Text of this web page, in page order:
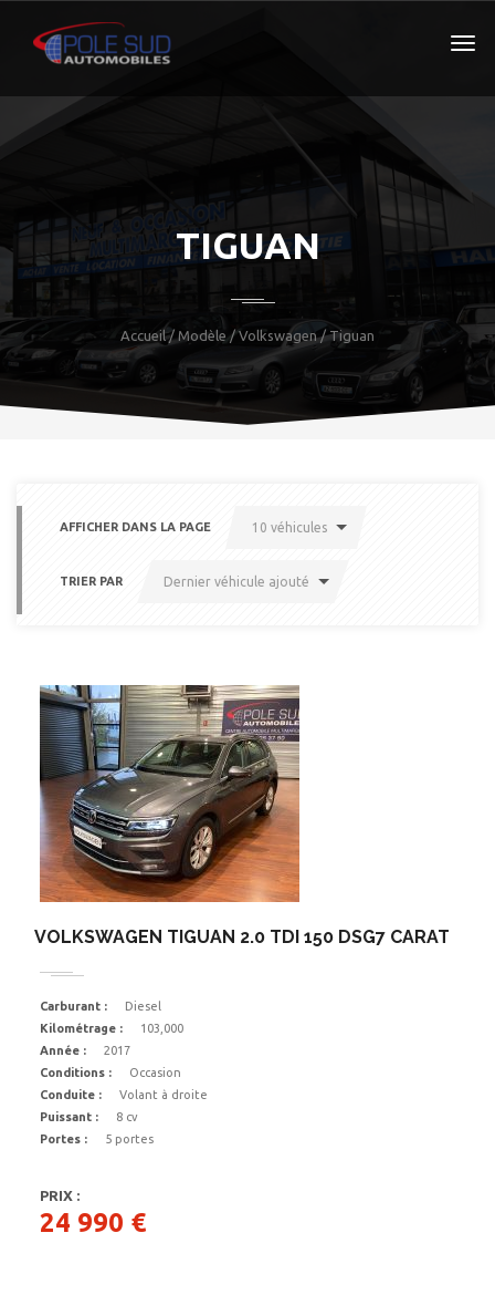
TIGUAN
Accueil/ Modèle /Volkswagen/ Tiguan
AFFICHER DANS LA PAGE 10 véhicules
TRIER PAR Dernier véhicule ajouté
VOLKSWAGEN TIGUAN 2.0 TDI 150 DSG7 CARAT
Carburant :
Diesel
Kilométrage :
103,000
Année :
2017
Conditions :
Occasion
Conduite :
Volant à droite
Puissant :
8 cv
Portes :
5 portes
PRIX :
24 990 €